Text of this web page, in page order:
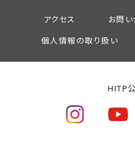
アクセス お問
個人情報の取り扱い
HITP